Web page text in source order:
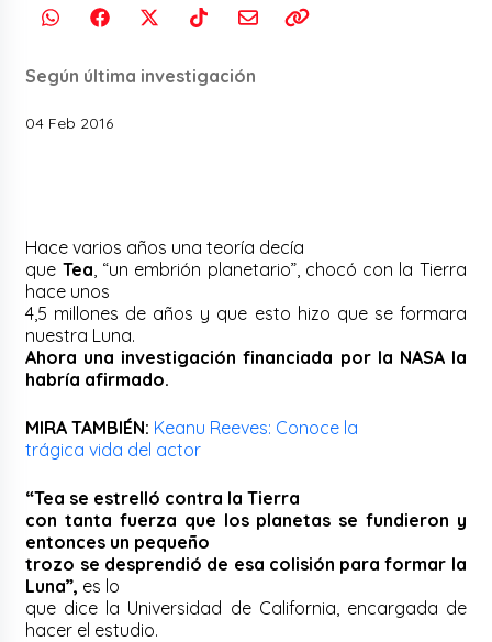
Según última investigación
04 Feb 2016
Hace varios años una teoría decía
que Tea , “un embrión planetario”, chocó con la Tierra
hace unos
4,5 millones de años y que esto hizo que se formara
nuestra Luna.
Ahora una investigación financiada por la NASA la
habría afirmado.
MIRA TAMBIÉN: Keanu Reeves: Conoce la
trágica vida del actor
“Tea se estrelló contra la Tierra
con tanta fuerza que los planetas se fundieron y
entonces un pequeño
trozo se desprendió de esa colisión para formar la
Luna”, es lo
que dice la Universidad de California, encargada de
hacer el estudio.